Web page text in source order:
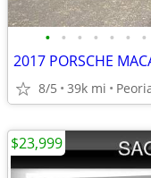
• • • • • • •
2017 PORSCHE
8/5 39k mi
$23,999